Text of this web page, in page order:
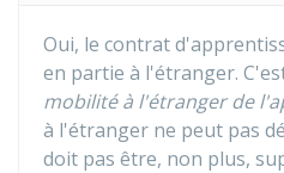
Oui, le contrat
en partie à l'étranger.
mobilité à l'étranger de
à l'étranger ne peut pas
doit pas être, non plus,